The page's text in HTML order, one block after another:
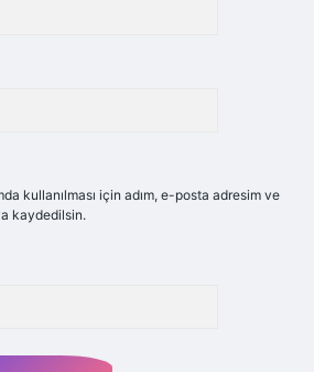
kullanılması için adım, e-posta adresim ve
kaydedilsin.